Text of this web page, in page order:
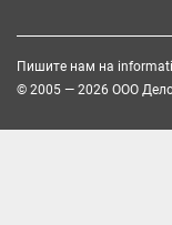
Пишите нам на
© 2005 — 2026 ООО